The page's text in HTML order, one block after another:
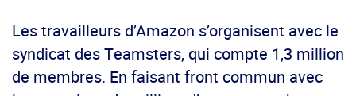
Les travailleurs d’Amazon s’organisent avec le
syndicat des Teamsters, qui compte 1,3 million
de membres. En faisant front commun avec